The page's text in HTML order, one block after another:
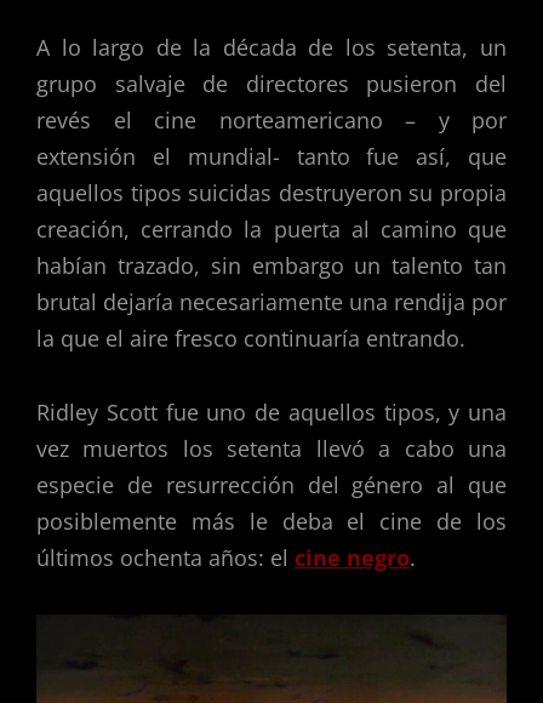
A lo largo de la década de los setenta, un
grupo salvaje de directores pusieron del
revés el cine norteamericano – y por
extensión el mundial- tanto fue así, que
aquellos tipos suicidas destruyeron su propia
creación, cerrando la puerta al camino que
habían trazado, sin embargo un talento tan
brutal dejaría necesariamente una rendija por
la que el aire fresco continuaría entrando.
Ridley Scott fue uno de aquellos tipos, y una
vez muertos los setenta llevó a cabo una
especie de resurrección del género al que
posiblemente más le deba el cine de los
últimos ochenta años: el cine negro.